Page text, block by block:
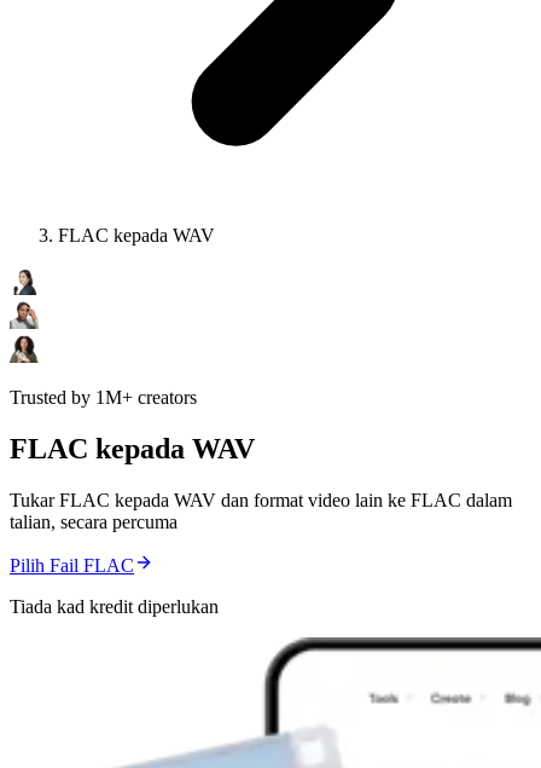
FLAC kepada WAV
Trusted by 1M+ creators
FLAC kepada WAV
Tukar FLAC kepada WAV dan format video lain ke FLAC dalam
talian, secara percuma
Pilih Fail FLAC
Tiada kad kredit diperlukan